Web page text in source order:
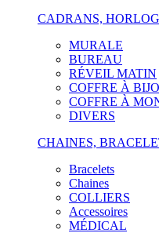
CADRANS,
MURALE
BUREAU
RÉVEIL MATIN
COFFRE À
COFFRE À
DIVERS
CHAINES,
Bracelets
Chaines
COLLIERS
Accessoires
MÉDICAL